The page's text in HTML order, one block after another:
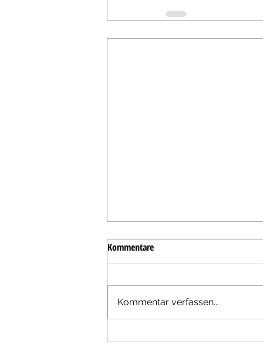
Hochzeitsfotograf für
Kommentare
Kommentar verfassen...